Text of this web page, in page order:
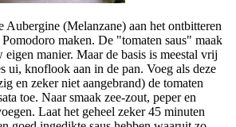
Aubergine (Melanzane) aan het ontbitteren
maken. De "tomaten saus" maak
manier. Maar de basis is meestal vrij
ui, knoflook aan in de pan. Voeg als deze
en zeker niet aangebrand) de tomaten
toe. Naar smaak zee-zout, peper en
Laat het geheel zeker 45 minuten